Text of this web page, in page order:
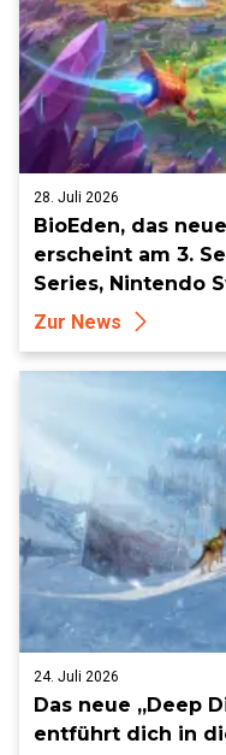
28. Juli 2026
BioEden, das
erscheint am 3.
Series, Nintendo
Zur News
24. Juli 2026
Das neue „Deep
entführt dich in